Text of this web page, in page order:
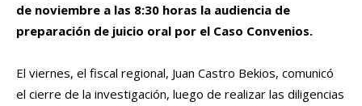
de noviembre a las 8:30 horas la audiencia de
preparación de juicio oral por el Caso Convenios.
El viernes, el fiscal regional, Juan Castro Bekios, comunicó
el cierre de la investigación, luego de realizar las diligencias